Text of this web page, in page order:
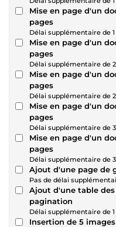
Mise en page d'un
pages
Délai supplémentaire de
Mise en page d'un
pages
Délai supplémentaire de
Mise en page d'un
pages
Délai supplémentaire de
Mise en page d'un
pages
Délai supplémentaire de
Mise en page d'un
pages
Délai supplémentaire de
Ajout d'une page de
Pas de délai
Ajout d'une table
pagination
Délai supplémentaire de
Insertion de 5